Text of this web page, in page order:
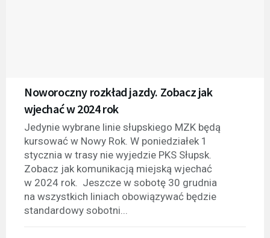
Noworoczny rozkład jazdy. Zobacz jak
wjechać w 2024 rok
Jedynie wybrane linie słupskiego MZK będą
kursować w Nowy Rok. W poniedziałek 1
stycznia w trasy nie wyjedzie PKS Słupsk.
Zobacz jak komunikacją miejską wjechać
w 2024 rok. Jeszcze w sobotę 30 grudnia
na wszystkich liniach obowiązywać będzie
standardowy sobotni...